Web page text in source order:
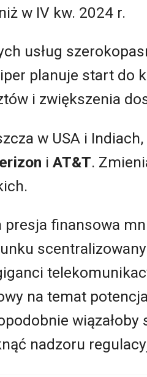
w IV kw. 2024 r.
usług
planuje start do
i zwiększenia
w USA i
i AT&T.
finansowa
na temat
wiązałoby
nadzoru